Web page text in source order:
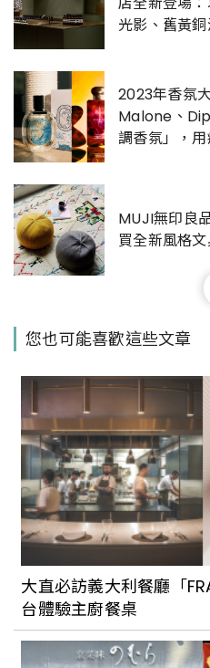
光影、舊黃
2023年香氛
Malone、
調香氛」，
MUJI無印良
買全新風格
新開幕，透過
去韓國把
Tamburins、
牌一次收
隱身大稻埕老
攜城市系列
同步推3大必
您也可能喜歡這些文章
大直必訪義大利餐廳「
台體驗主廚餐桌